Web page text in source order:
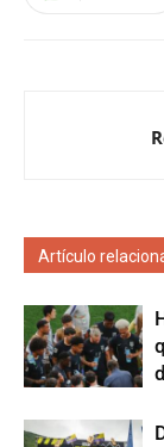
Artículo